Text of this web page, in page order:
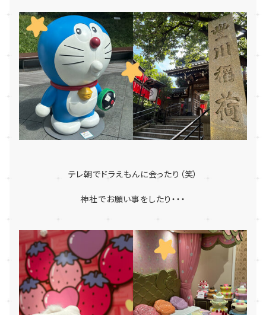
テレ朝でドラえもんに会ったり（笑）
神社でお願い事をしたり・・・